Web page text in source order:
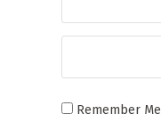
Remember Me